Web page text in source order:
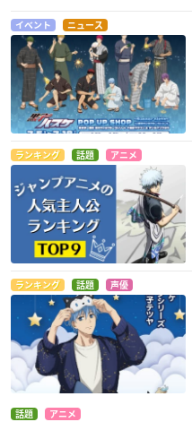
イベント ニュース
ランキング 話題 アニメ
ランキング 話題 声優
話題 アニメ